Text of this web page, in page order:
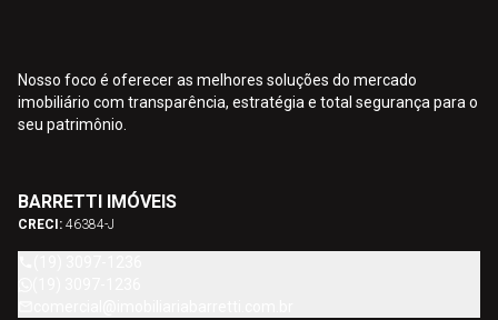
Nosso foco é oferecer as melhores soluções do mercado
imobiliário com transparência, estratégia e total segurança para o
seu patrimônio.
BARRETTI IMÓVEIS
CRECI: 46384-J